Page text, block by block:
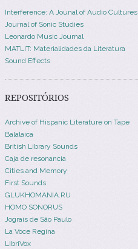
Interference: A Jounal of Audio Cultures
Journal of Sonic Studies
Leonardo Music Journal
MATLIT: Materialidades da Literatura
Sound Effects
REPOSITÓRIOS
Archive of Hispanic Literature on Tape
Balalaica
British Library Sounds
Caja de resonancia
Cities and Memory
First Sounds
GLUKHOMANIA.RU
HOMO SONORUS
Jograis de São Paulo
La Voce Regina
LibriVox